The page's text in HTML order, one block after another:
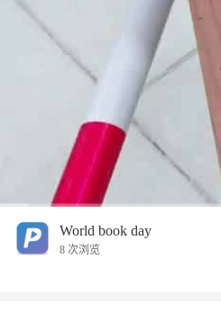
00:00/03:15
World book day
8 次浏览